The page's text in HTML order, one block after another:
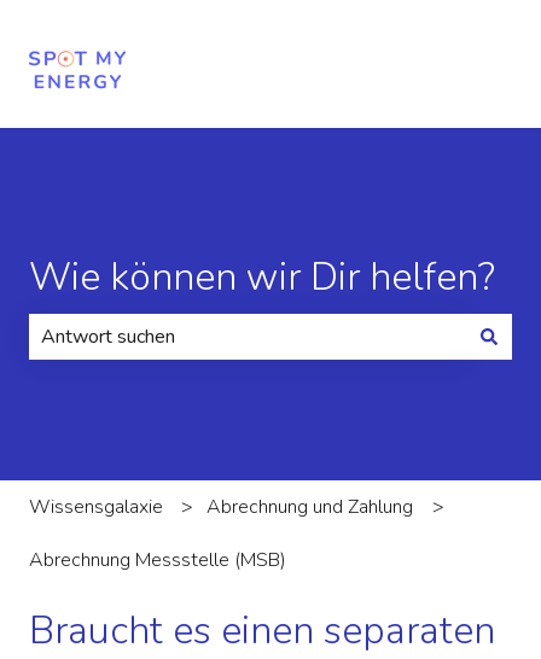
Wie können wir Dir helfen?
Wissensgalaxie Abrechnung und Zahlung
Abrechnung Messstelle (MSB)
Braucht es einen separaten